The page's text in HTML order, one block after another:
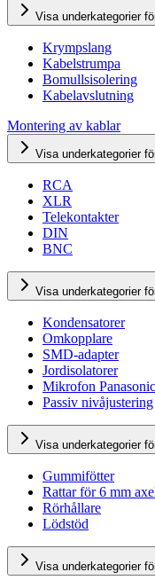
Visa underkategorier
Krympslang
Kabelstrumpa
Bomullsisolering
Kabelavslutning
Montering av kablar
Visa underkategorier
RCA
XLR
Telekontakter
DIN
BNC
Visa underkategorier
Kondensatorer
Omkopplare
SMD-adapter
Jordisolatorer
Mikrofon
Passiv nivåjustering
Visa underkategorier
Gummifötter
Rattar för 6 mm
Rörhållare
Lödstöd
Visa underkategorier